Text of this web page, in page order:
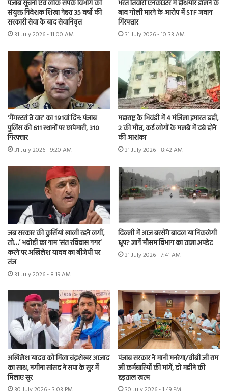
पंजाब सूचना एवं लोक संपर्क विभाग की
संयुक्त निदेशक शिखा नेहरा 35 वर्षों की
सरकारी सेवा के बाद सेवानिवृत्त
31 July 2026 - 11:00 AM
भरत तिवारी एनकाउंटर में हथियार डालने के
बाद गोली मारने के आरोप में STF जवान
गिरफ्तार
31 July 2026 - 10:33 AM
‘गैंगस्टरां ते वार’ का 191वां दिन: पंजाब
पुलिस की 611 स्थानों पर छापेमारी, 310
गिरफ्तार
31 July 2026 - 9:20 AM
महाराष्ट्र के भिवंडी में 4 मंजिला इमारत ढही,
2 की मौत, कई लोगों के मलबे में दबे होने
की आशंका
31 July 2026 - 8:42 AM
जब सरकार की कुर्सियां खाली रहने लगीं,
तो…’ भदोही का नाम ‘संत रविदास नगर’
करने पर अखिलेश यादव का बीजेपी पर
तंज
31 July 2026 - 8:19 AM
दिल्ली में आज बरसेंगे बादल या निकलेगी
धूप? जानें मौसम विभाग का ताजा अपडेट
31 July 2026 - 7:41 AM
अखिलेश यादव को मिला चंद्रशेखर आजाद
का साथ, नगीना सांसद ने सपा के सुर में
मिलाए सुर
पंजाब सरकार ने मानी मनरेगा/वीबी जी राम
जी कर्मचारियों की मांगें, दो महीने की
हड़ताल खत्म